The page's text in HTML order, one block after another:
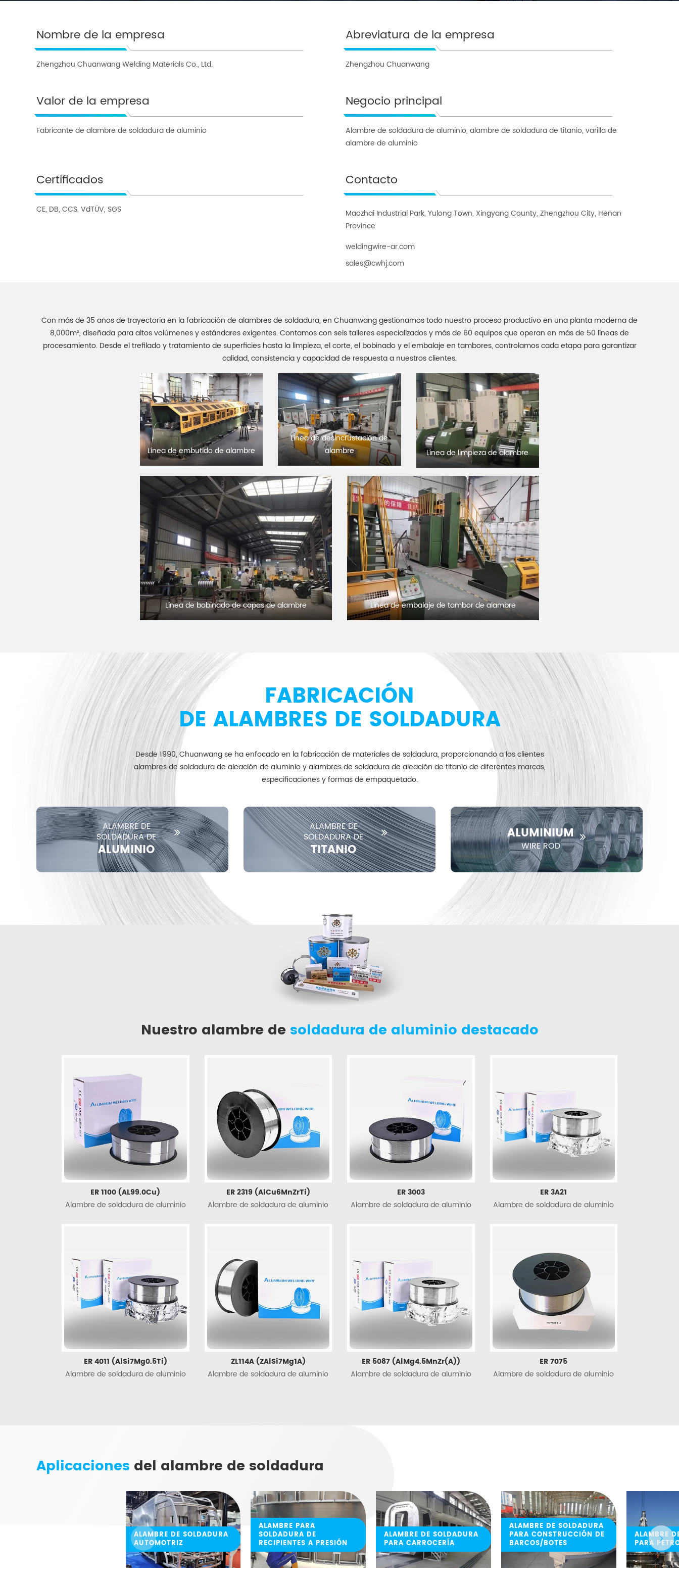
Nombre de la empresa
Zhengzhou Chuanwang Welding Materials Co., Ltd.
Abreviatura de la empresa
Zhengzhou Chuanwang
Valor de la empresa
Fabricante de alambre de soldadura de aluminio
Negocio principal
Alambre de soldadura de aluminio, alambre de soldadura de titanio, varilla de
alambre de aluminio
Certificados
CE, DB, CCS, VdTÜV, SGS
Contacto
Maozhai Industrial Park, Yulong Town, Xingyang County, Zhengzhou City, Henan
Province
weldingwire-ar.com
sales@cwhj.com
Con más de 35 años de trayectoria en la fabricación de alambres de soldadura, en Chuanwang gestionamos todo nuestro proceso productivo en una planta moderna de
8,000m², diseñada para altos volúmenes y estándares exigentes. Contamos con seis talleres especializados y más de 60 equipos que operan en más de 50 líneas de
procesamiento. Desde el trefilado y tratamiento de superficies hasta la limpieza, el corte, el bobinado y el embalaje en tambores, controlamos cada etapa para garantizar
calidad, consistencia y capacidad de respuesta a nuestros clientes.
Línea de embutido de alambre
Línea de desincrustación de
alambre
Línea de limpieza de alambre
Línea de bobinado de capas de alambre Línea de embalaje de tambor de alambre
FABRICACIÓN
DE ALAMBRES DE SOLDADURA
Desde 1990, Chuanwang se ha enfocado en la fabricación de materiales de soldadura, proporcionando a los clientes
alambres de soldadura de aleación de aluminio y alambres de soldadura de aleación de titanio de diferentes marcas,
especificaciones y formas de empaquetado.
ALAMBRE DE
SOLDADURA DE
ALUMINIO
ALAMBRE DE
SOLDADURA DE
TITANIO
ALUMINIUM
WIRE ROD
Nuestro alambre de soldadura de aluminio destacado
ER 1100 (AL99.0Cu)
Alambre de soldadura de aluminio
ER 2319 (AlCu6MnZrTi)
Alambre de soldadura de aluminio
ER 3003
Alambre de soldadura de aluminio
ER 3A21
Alambre de soldadura de aluminio
ER 4011 (AlSi7Mg0.5Ti)
Alambre de soldadura de aluminio
ZL114A (ZAlSi7Mg1A)
Alambre de soldadura de aluminio
ER 5087 (AlMg4.5MnZr(A))
Alambre de soldadura de aluminio
ER 7075
Alambre de soldadura de aluminio
Aplicaciones del alambre de soldadura
ALAMBRE DE SOLDADURA
AUTOMOTRIZ
ALAMBRE PARA
SOLDADURA DE
RECIPIENTES A PRESIÓN
ALAMBRE DE SOLDADURA
PARA CARROCERÍA
ALAMBRE DE SOLDADURA
PARA CONSTRUCCIÓN DE
BARCOS/BOTES
ALAMBRE
PARA